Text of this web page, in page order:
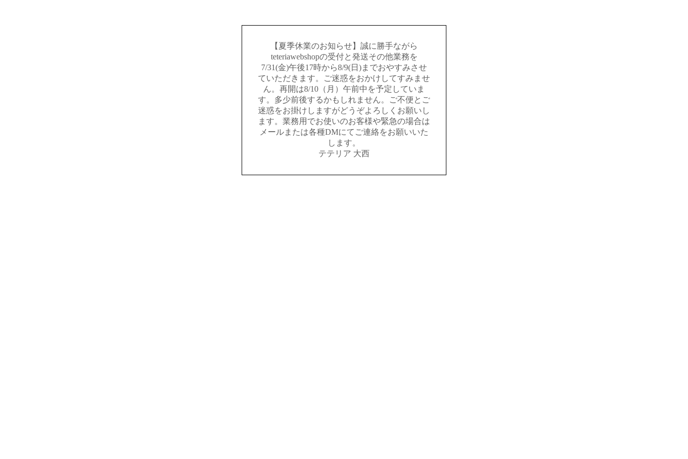
【夏季休業のお知らせ】誠に勝手ながら
teteriawebshopの受付と発送その他業務を
7/31(金)午後17時から8/9(日)までおやすみさせ
ていただきます。ご迷惑をおかけしてすみませ
ん。再開は8/10（月）午前中を予定していま
す。多少前後するかもしれません。ご不便とご
迷惑をお掛けしますがどうぞよろしくお願いし
ます。業務用でお使いのお客様や緊急の場合は
メールまたは各種DMにてご連絡をお願いいた
します。
テテリア 大西